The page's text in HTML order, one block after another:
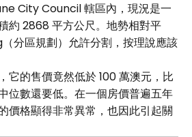
City Council轄區內，現況是一
約 2868 平方公尺。地勢相對平
分區規劃）允許分割 ，按理說應該
它的售價竟然低於100 萬澳元 ，比
位數還要低。在一個房價普遍五年
價格顯得非常異常，也因此引起關